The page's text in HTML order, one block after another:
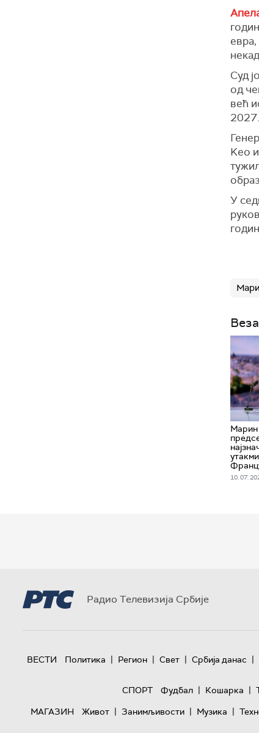
Суд
од
већ
Kео
У
Марин
10. 07.
Радио Телевизија Србије
ВЕСТИ Политика | Регион | Свет | Србија данас |
СПОРТ
Фудбал | Кошарка |
МАГАЗИН
Живот | Занимљивости | Музика |